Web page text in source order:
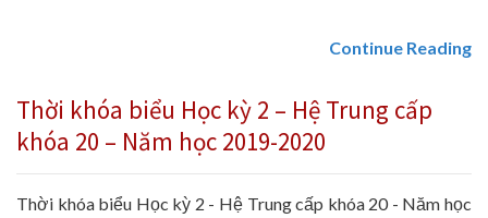
Continue Reading
Thời khóa biểu Học kỳ 2 – Hệ Trung cấp
khóa 20 – Năm học 2019-2020
Thời khóa biểu Học kỳ 2 - Hệ Trung cấp khóa 20 - Năm học